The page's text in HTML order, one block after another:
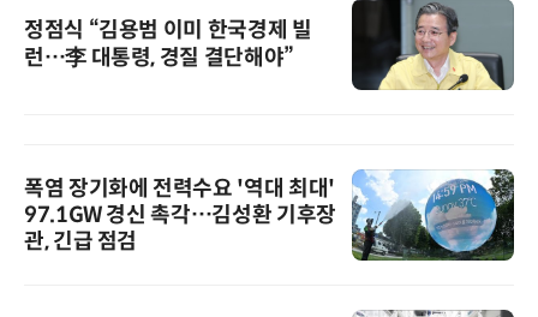
정점식 “김용범 이미 한국경제 빌
런…李 대통령, 경질 결단해야”
폭염 장기화에 전력수요 '역대 최대'
97.1GW 경신 촉각…김성환 기후장
관, 긴급 점검